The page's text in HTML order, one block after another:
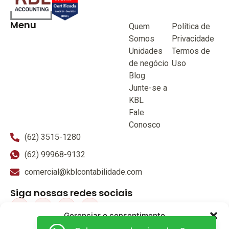
Gerenciar o consentimento
Menu
Quem
Somos
Unidades
de negócio
Blog
Junte-se a
KBL
Fale
Conosco
Política de
Privacidade
Termos de
Uso
(62) 3515-1280
(62) 99968-9132
comercial@kblcontabilidade.com
Siga nossas redes sociais